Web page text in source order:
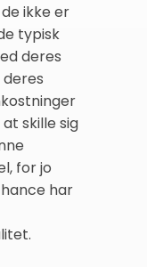
ikke er
typisk
deres
skille sig
for jo
har